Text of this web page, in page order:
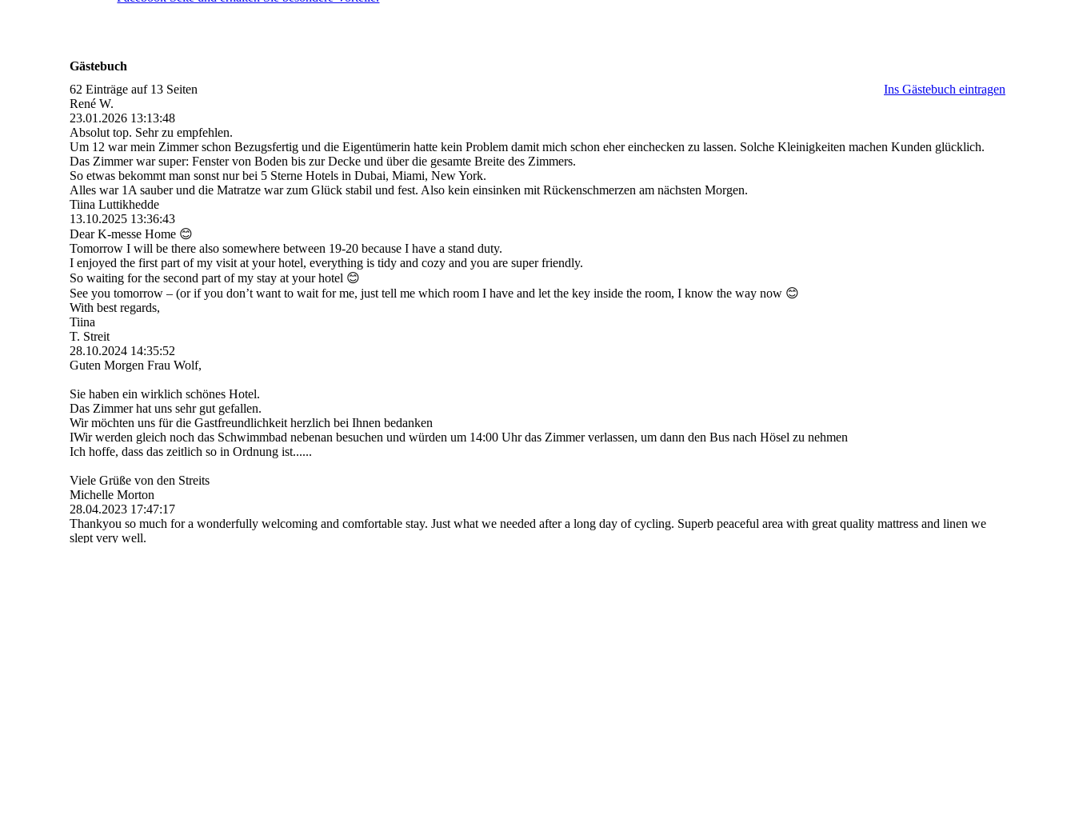
Gästebuch
62 Einträge auf 13 Seiten
Ins Gästebuch eintragen
René W.
23.01.2026 13:13:48
Absolut top. Sehr zu empfehlen.
Um 12 war mein Zimmer schon Bezugsfertig und die Eigentümerin hatte kein Problem damit mich schon eher einchecken zu lassen. Solche Kleinigkeiten machen Kunden glücklich.
Das Zimmer war super: Fenster von Boden bis zur Decke und über die gesamte Breite des Zimmers.
So etwas bekommt man sonst nur bei 5 Sterne Hotels in Dubai, Miami, New York.
Alles war 1A sauber und die Matratze war zum Glück stabil und fest. Also kein einsinken mit Rückenschmerzen am nächsten Morgen.
Tiina Luttikhedde
13.10.2025 13:36:43
Dear K-messe Home 😊
Tomorrow I will be there also somewhere between 19-20 because I have a stand duty.
I enjoyed the first part of my visit at your hotel, everything is tidy and cozy and you are super friendly.
So waiting for the second part of my stay at your hotel 😊
See you tomorrow – (or if you don’t want to wait for me, just tell me which room I have and let the key inside the room, I know the way now 😊
With best regards,
Tiina
T. Streit
28.10.2024 14:35:52
Guten Morgen Frau Wolf,
Sie haben ein wirklich schönes Hotel.
Das Zimmer hat uns sehr gut gefallen.
Wir möchten uns für die Gastfreundlichkeit herzlich bei Ihnen bedanken
IWir werden gleich noch das Schwimmbad nebenan besuchen und würden um 14:00 Uhr das Zimmer verlassen, um dann den Bus nach Hösel zu nehmen
Ich hoffe, dass das zeitlich so in Ordnung ist......
Viele Grüße von den Streits
Michelle Morton
28.04.2023 17:47:17
Thankyou so much for a wonderfully welcoming and comfortable stay. Just what we needed after a long day of cycling. Superb peaceful area with great quality mattress and linen we
slept very well.